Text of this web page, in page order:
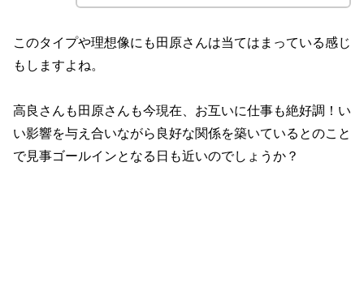
このタイプや理想像にも田原さんは当てはまっている感じ
もしますよね。
高良さんも田原さんも今現在、お互いに仕事も絶好調！い
い影響を与え合いながら良好な関係を築いているとのこと
で見事ゴールインとなる日も近いのでしょうか？